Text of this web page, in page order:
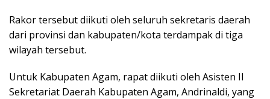
Rakor tersebut diikuti oleh seluruh sekretaris daerah
dari provinsi dan kabupaten/kota terdampak di tiga
wilayah tersebut.
Untuk Kabupaten Agam, rapat diikuti oleh Asisten II
Sekretariat Daerah Kabupaten Agam, Andrinaldi, yang